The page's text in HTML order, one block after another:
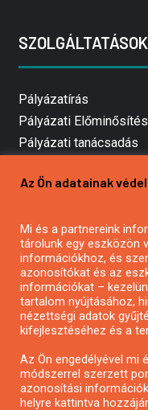
SZOLGÁLTATÁSOK
Pályázatírás
Pályázati Előminősítés
Pályázati tanácsadás
Mezőgazdasági
Pályázatírás civil
Pályázatírás
Pályázatfigyelés
Specifikus
Pályázatok
Az Ön adatainak
Mi és a partnereink
tárolunk egy eszközön
információkhoz, és
azonosítókat és az
információkat –
tartalom nyújtásához,
nézettségi adatok
kifejlesztéséhez és a
Az Ön engedélyével mi
módszerrel szerzett
azonosítási
helyre kattintva